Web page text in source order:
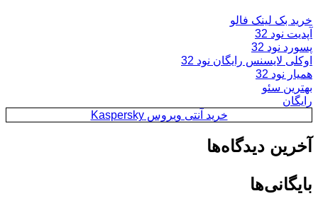
خرید بک لینک فالو
آپدیت نود 32
پسورد نود 32
اوکلی لایسنس رایگان نود 32
همیار نود 32
بهترین سئو
رایگان
خرید آنتی ویروس Kaspersky
آخرین دیدگاه‌ها
بایگانی‌ها